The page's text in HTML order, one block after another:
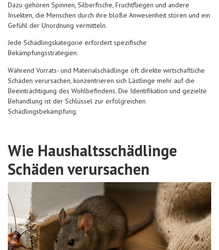
Dazu gehören Spinnen, Silberfische, Fruchtfliegen und andere
Insekten, die Menschen durch ihre bloße Anwesenheit stören und ein
Gefühl der Unordnung vermitteln.
Jede Schädlingskategorie erfordert spezifische
Bekämpfungsstrategien.
Während Vorrats- und Materialschädlinge oft direkte wirtschaftliche
Schäden verursachen, konzentrieren sich Lästlinge mehr auf die
Beeinträchtigung des Wohlbefindens. Die Identifikation und gezielte
Behandlung ist der Schlüssel zur erfolgreichen
Schädlingsbekämpfung.
Wie Haushaltsschädlinge
Schäden verursachen